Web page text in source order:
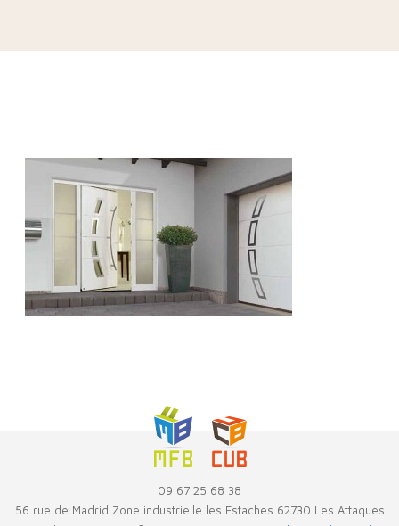
09 67 25 68 38
56 rue de Madrid Zone industrielle les Estaches 62730 Les Attaques